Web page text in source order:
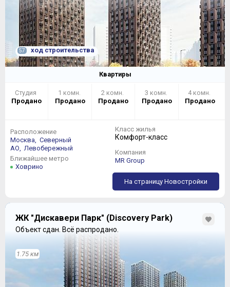
Максимум приватности, близость к облакам и
заоблачную цену имеют огромные четырехкомнатные
квартиры, целиком занимающие последние этажи в
корпусах С1 и С2:
корпусах имеют линейное или угловое расположение,
трехкомнатные квартиры представлены в распашном
исполнении. Наличие большой кухни-гостиной во всех
квартирах позволит, при желании, легко их
переименовать (однушка станет евро-двушкой, двушка
– евро-трешкой и т.д.). Ровные внешние стены и
прямые межкомнатные перегородки подойдут
покупателям, предпочитающим классический подход к
57 ход строительства
Квартиры
Студия
Продано
1 комн.
Продано
2 комн.
Продано
3 комн.
Продано
4 комн.
Продано
Расположение
Москва,
Северный
АО,
Левобережный
Ближайшее метро
Ховрино
Класс жилья
Комфорт-класс
Компания
MR Group
На страницу Новостройки
ЖК "Дискавери Парк" (Discovery Park)
Объект сдан. Всё распродано.
1.75 км